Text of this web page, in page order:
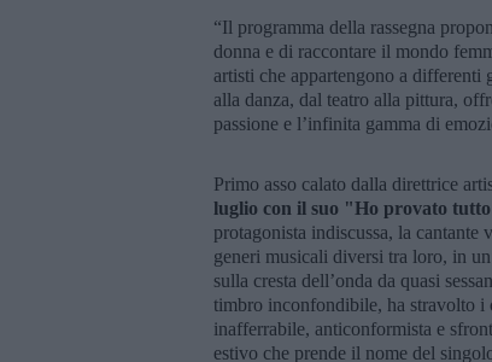
“Il programma della rassegna
donna e di raccontare il mondo
artisti che appartengono a differenti
alla danza, dal teatro alla pittura,
passione e l’infinita gamma di
Primo asso calato dalla direttrice
luglio con il suo "Ho provato
protagonista indiscussa, la
generi musicali diversi tra loro, in
sulla cresta dell’onda da quasi
timbro inconfondibile, ha stravolto i
inafferrabile, anticonformista e
estivo che prende il nome del